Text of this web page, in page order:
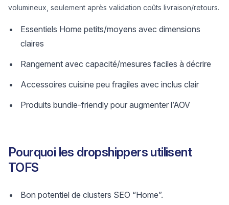
volumineux, seulement après validation coûts livraison/retours.
Essentiels Home petits/moyens avec dimensions
claires
Rangement avec capacité/mesures faciles à décrire
Accessoires cuisine peu fragiles avec inclus clair
Produits bundle-friendly pour augmenter l’AOV
Pourquoi les dropshippers utilisent
TOFS
Bon potentiel de clusters SEO “Home”.